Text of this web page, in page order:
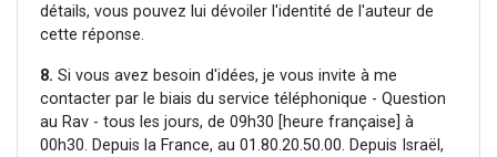
détails, vous pouvez lui dévoiler l'identité de l'auteur de
cette réponse.
8. Si vous avez besoin d'idées, je vous invite à me
contacter par le biais du service téléphonique - Question
au Rav - tous les jours, de 09h30 [heure française] à
00h30. Depuis la France, au 01.80.20.50.00. Depuis Israël,